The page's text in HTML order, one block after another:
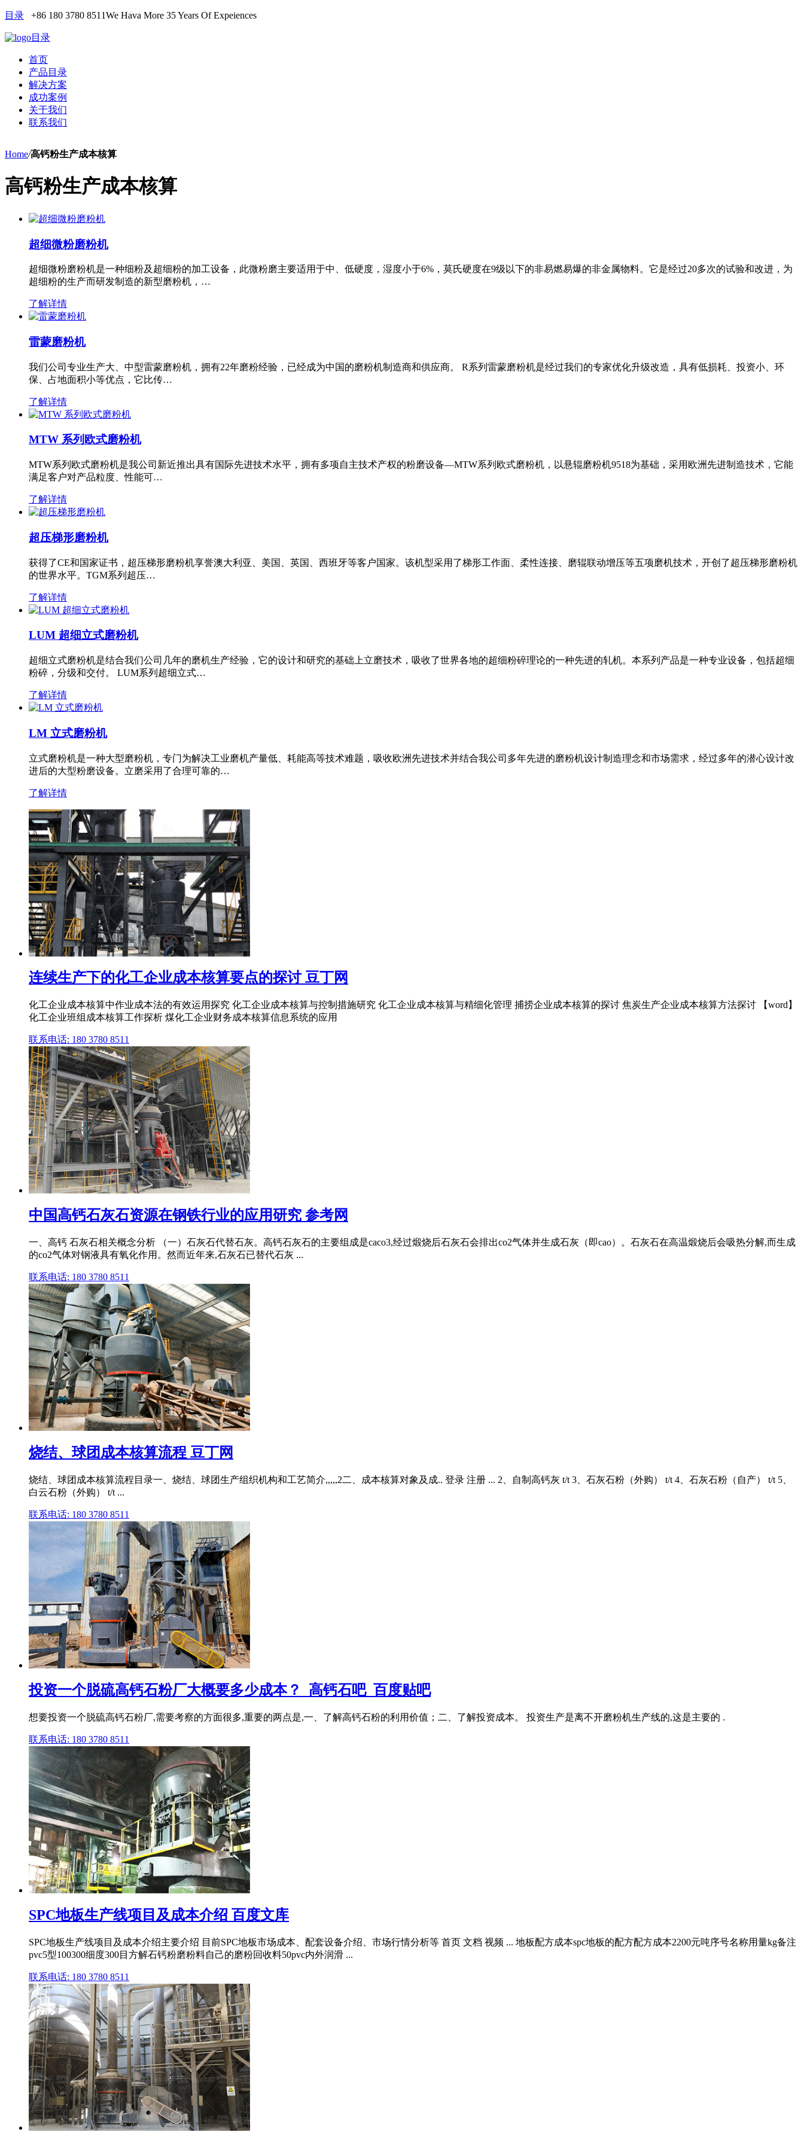
目录 +86 180 3780 8511We Hava More 35 Years Of Expeiences
目录
首页
产品目录
解决方案
成功案例
关于我们
联系我们
Home/高钙粉生产成本核算
高钙粉生产成本核算
超细微粉磨粉机
超细微粉磨粉机是一种细粉及超细粉的加工设备，此微粉磨主要适用于中、低硬度，湿度小于6%，莫氏硬度在9级以下的非易燃易爆的非金属物料。它是经过20多次的试验和改进，为
超细粉的生产而研发制造的新型磨粉机，…
了解详情
雷蒙磨粉机
我们公司专业生产大、中型雷蒙磨粉机，拥有22年磨粉经验，已经成为中国的磨粉机制造商和供应商。 R系列雷蒙磨粉机是经过我们的专家优化升级改造，具有低损耗、投资小、环
保、占地面积小等优点，它比传…
了解详情
MTW 系列欧式磨粉机
MTW系列欧式磨粉机是我公司新近推出具有国际先进技术水平，拥有多项自主技术产权的粉磨设备—MTW系列欧式磨粉机，以悬辊磨粉机9518为基础，采用欧洲先进制造技术，它能
满足客户对产品粒度、性能可…
了解详情
超压梯形磨粉机
获得了CE和国家证书，超压梯形磨粉机享誉澳大利亚、美国、英国、西班牙等客户国家。该机型采用了梯形工作面、柔性连接、磨辊联动增压等五项磨机技术，开创了超压梯形磨粉机
的世界水平。TGM系列超压…
了解详情
LUM 超细立式磨粉机
超细立式磨粉机是结合我们公司几年的磨机生产经验，它的设计和研究的基础上立磨技术，吸收了世界各地的超细粉碎理论的一种先进的轧机。本系列产品是一种专业设备，包括超细
粉碎，分级和交付。 LUM系列超细立式…
了解详情
LM 立式磨粉机
立式磨粉机是一种大型磨粉机，专门为解决工业磨机产量低、耗能高等技术难题，吸收欧洲先进技术并结合我公司多年先进的磨粉机设计制造理念和市场需求，经过多年的潜心设计改
进后的大型粉磨设备。立磨采用了合理可靠的…
了解详情
连续生产下的化工企业成本核算要点的探讨 豆丁网
化工企业成本核算中作业成本法的有效运用探究 化工企业成本核算与控制措施研究 化工企业成本核算与精细化管理 捕捞企业成本核算的探讨 焦炭生产企业成本核算方法探讨 【word】
化工企业班组成本核算工作探析 煤化工企业财务成本核算信息系统的应用
联系电话: 180 3780 8511
中国高钙石灰石资源在钢铁行业的应用研究 参考网
一、高钙 石灰石相关概念分析 （一）石灰石代替石灰。高钙石灰石的主要组成是caco3,经过煅烧后石灰石会排出co2气体并生成石灰（即cao）。石灰石在高温煅烧后会吸热分解,而生成
的co2气体对钢液具有氧化作用。然而近年来,石灰石已替代石灰 ...
联系电话: 180 3780 8511
烧结、球团成本核算流程 豆丁网
烧结、球团成本核算流程目录一、烧结、球团生产组织机构和工艺简介,,,,,2二、成本核算对象及成.. 登录 注册 ... 2、自制高钙灰 t/t 3、石灰石粉（外购） t/t 4、石灰石粉（自产） t/t 5、
白云石粉（外购） t/t ...
联系电话: 180 3780 8511
投资一个脱硫高钙石粉厂大概要多少成本？_高钙石吧_百度贴吧
想要投资一个脱硫高钙石粉厂,需要考察的方面很多,重要的两点是,一、了解高钙石粉的利用价值；二、了解投资成本。 投资生产是离不开磨粉机生产线的,这是主要的 .
联系电话: 180 3780 8511
SPC地板生产线项目及成本介绍 百度文库
SPC地板生产线项目及成本介绍主要介绍 目前SPC地板市场成本、配套设备介绍、市场行情分析等 首页 文档 视频 ... 地板配方成本spc地板的配方配方成本2200元吨序号名称用量kg备注
pvc5型100300细度300目方解石钙粉磨粉料自己的磨粉回收料50pvc内外润滑 ...
联系电话: 180 3780 8511